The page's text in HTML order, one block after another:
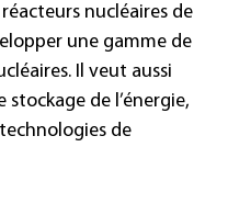
nucléaires de
une gamme de
Il veut aussi
de l’énergie,
de